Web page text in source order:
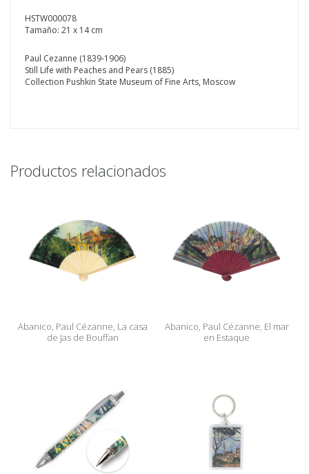
HSTW000078
Tamaño: 21 x 14 cm
Paul Cezanne (1839-1906)
Still Life with Peaches and Pears (1885)
Collection Pushkin State Museum of Fine Arts, Moscow
Productos relacionados
Abanico, Paul Cézanne, La casa
de Jas de Bouffan
Abanico, Paul Cézanne, El mar
en Estaque